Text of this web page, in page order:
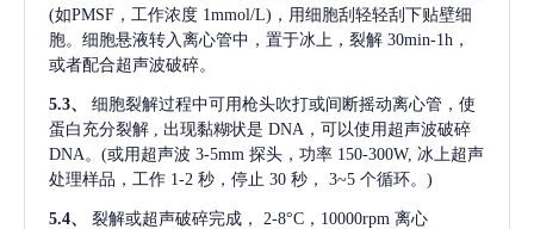
(如PMSF，工作浓度 1mmol/L)，用细胞刮轻轻刮下贴壁细
胞。细胞悬液转入离心管中，置于冰上，裂解 30min-1h，
或者配合超声波破碎。
5.3、
细胞裂解过程中可用枪头吹打或间断摇动离心管，使
蛋白充分裂解
, 出现黏糊状是 DNA，可以使用超声波破碎
DNA。(或用超声波 3-5mm 探头，功率 150-300W, 冰上超声
处理样品，工作 1-2 秒，停止 30 秒， 3~5 个循环。)
5.4、 裂解或超声破碎完成，
2-8°C，10000rpm 离心